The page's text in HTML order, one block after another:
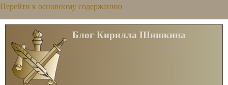
Перейти к основному содержанию
Блог Кирилла Шишкина